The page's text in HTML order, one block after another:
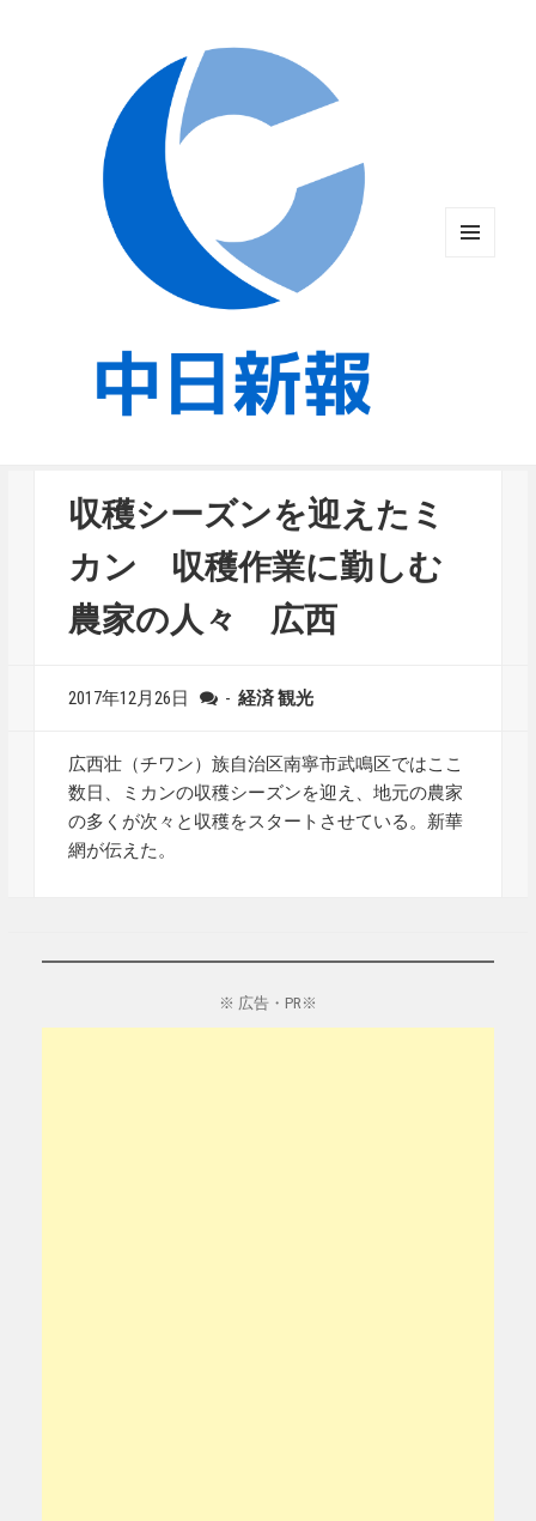
収穫シーズンを迎えたミ
カン 収穫作業に勤しむ
農家の人々 広西
2017年12月26日 - 経済観光
広西壮（チワン）族自治区南寧市武鳴区ではここ
数日、ミカンの収穫シーズンを迎え、地元の農家
の多くが次々と収穫をスタートさせている。新華
網が伝えた。
※ 広告・PR※